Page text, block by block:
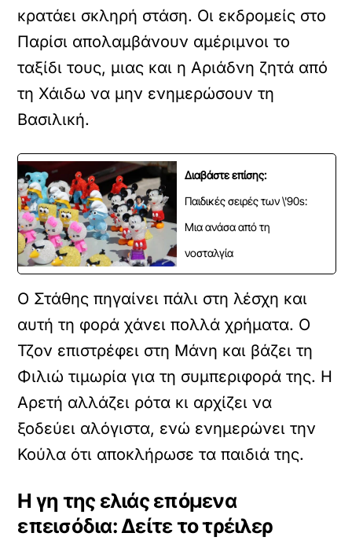
κρατάει σκληρή στάση. Οι εκδρομείς στο
Παρίσι απολαμβάνουν αμέριμνοι το
ταξίδι τους, μιας και η Αριάδνη ζητά από
τη Χάιδω να μην ενημερώσουν τη
Βασιλική.
Διαβάστε επίσης:
Παιδικές σειρές των \'90s:
Μια ανάσα από τη
νοσταλγία
Ο Στάθης πηγαίνει πάλι στη λέσχη και
αυτή τη φορά χάνει πολλά χρήματα. Ο
Τζον επιστρέφει στη Μάνη και βάζει τη
Φιλιώ τιμωρία για τη συμπεριφορά της. Η
Αρετή αλλάζει ρότα κι αρχίζει να
ξοδεύει αλόγιστα, ενώ ενημερώνει την
Κούλα ότι αποκλήρωσε τα παιδιά της.
Η γη της ελιάς επόμενα
επεισόδια: Δείτε το τρέιλερ